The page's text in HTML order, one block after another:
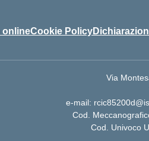
onlineCookie Policy
Via
e-mail:
Cod.
Cod. Univoco